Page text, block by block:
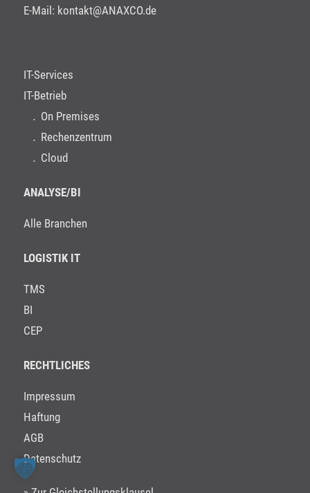
E-Mail: kontakt@ANAXCO.de
IT-Services
IT-Betrieb
On Premises
Rechenzentrum
Cloud
ANALYSE/BI
Alle Branchen
LOGISTIK IT
TMS
BI
CEP
RECHTLICHES
Impressum
Haftung
AGB
Datenschutz